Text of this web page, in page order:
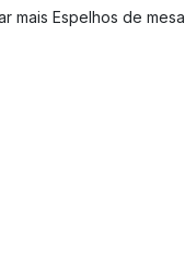
mais Espelhos de mesa